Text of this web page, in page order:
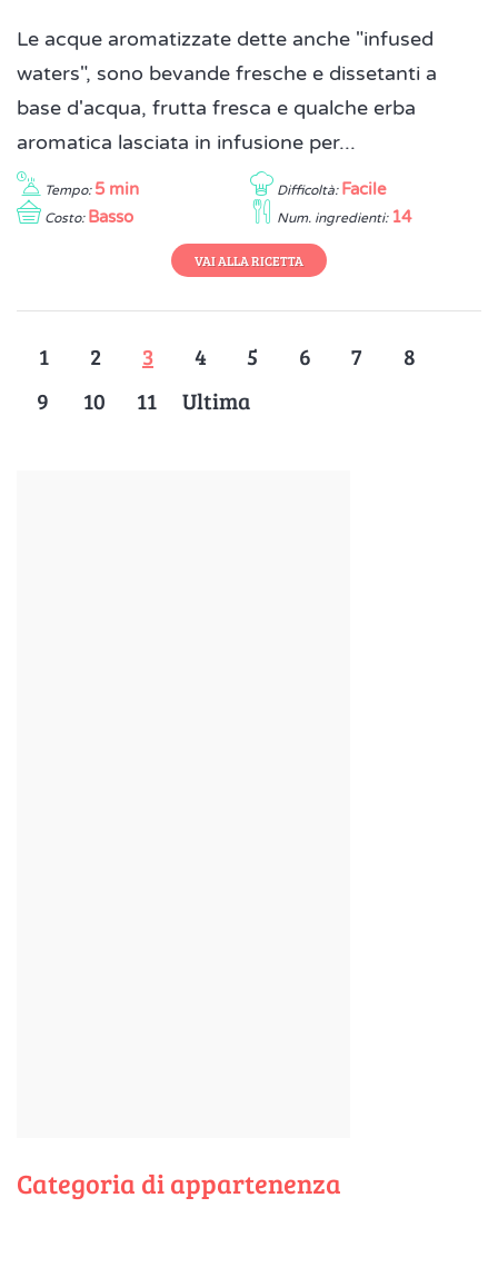
Le acque aromatizzate dette anche "infused
waters", sono bevande fresche e dissetanti a
base d'acqua, frutta fresca e qualche erba
aromatica lasciata in infusione per...
Tempo: 5 min Difficoltà: Facile
Costo: Basso Num. ingredienti: 14
VAI ALLA RICETTA
1 2 3 4 5 6 7
8
9
10 11 Ultima
Categoria di appartenenza